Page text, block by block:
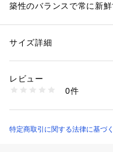
築性のバランスで常に新
【ご注意】
またパソコン・スマート
画像のカラーが異なる場
性別：メンズ
素材：表地:毛60%、絹40%
生産国：日本
洗濯：本体:ドライクリーニン
商品番号：1099200031366 （
サイズ詳細
レビュー
0件
特定商取引に関する法律に基づ